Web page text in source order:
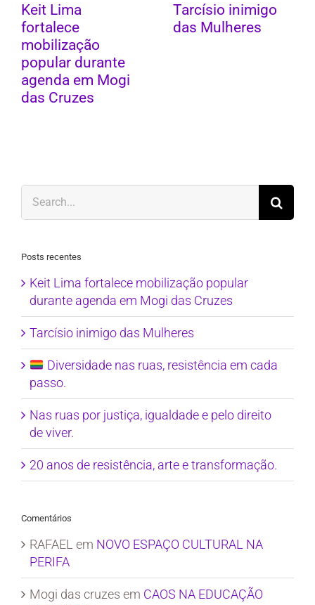
Keit Lima
fortalece
mobilização
popular durante
agenda em Mogi
das Cruzes
Tarcísio inimigo
das Mulheres
for:
Posts recentes
Keit Lima fortalece mobilização popular
durante agenda em Mogi das Cruzes
Tarcísio inimigo das Mulheres
Diversidade nas ruas, resistência em cada
passo.
Nas ruas por justiça, igualdade e pelo direito
de viver.
20 anos de resistência, arte e transformação.
Comentários
RAFAEL em NOVO ESPAÇO CULTURAL NA
PERIFA
Mogi das cruzes em CAOS NA EDUCAÇÃO